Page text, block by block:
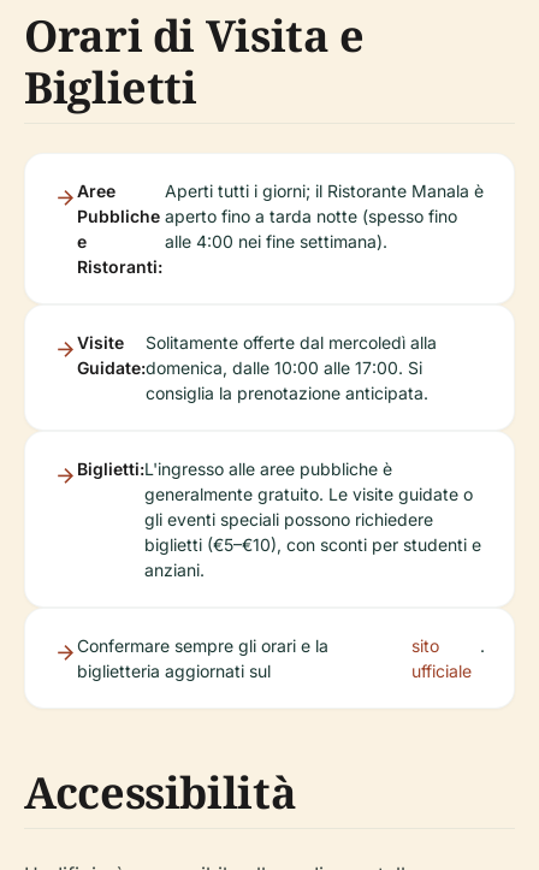
Orari di Visita e
Biglietti
Aree
Pubbliche
e
Ristoranti:
Aperti tutti i giorni; il Ristorante Manala è
aperto fino a tarda notte (spesso fino
alle 4:00 nei fine settimana).
Visite
Guidate:
Solitamente offerte dal mercoledì alla
domenica, dalle 10:00 alle 17:00. Si
consiglia la prenotazione anticipata.
Biglietti:L'ingresso alle aree pubbliche è
generalmente gratuito. Le visite guidate o
gli eventi speciali possono richiedere
biglietti (€5–€10), con sconti per studenti e
anziani.
Confermare sempre gli orari e la
biglietteria aggiornati sul
sito
ufficiale
.
Accessibilità